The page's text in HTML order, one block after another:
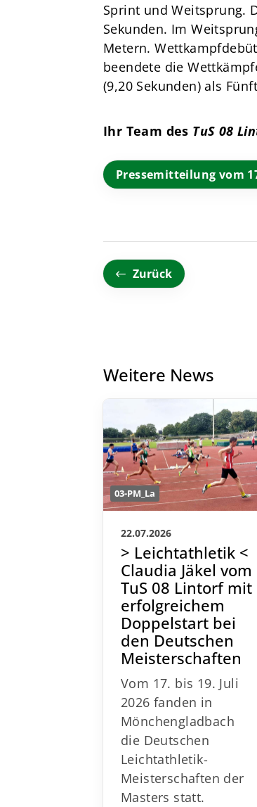
Sprint und Weitsprung.
Sekunden. Im
Metern.
beendete die
(9,20 Sekunden) als
Ihr Team des TuS 08
Pressemitteilung vom
Zurück
Weitere News
03-PM_La
22.07.2026
> Leichtathletik <
Claudia Jäkel vom
TuS 08 Lintorf mit
erfolgreichem
Doppelstart bei
den Deutschen
Meisterschaften
Vom 17. bis 19. Juli
2026 fanden in
Mönchengladbach
die Deutschen
Leichtathletik-
Meisterschaften der
Masters statt.